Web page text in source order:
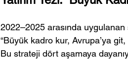
2022–2025 arasında
“Büyük kadro kur, Avrupa’ya
Bu strateji dört aşamaya